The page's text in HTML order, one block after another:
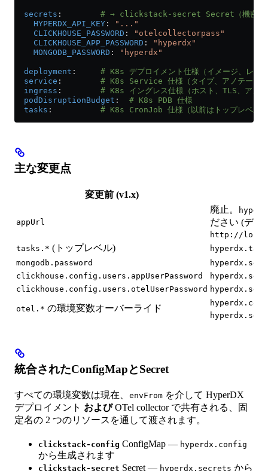
  secrets
: # → clickstack-secret Secret（機密性の
    HYPERDX_API_KEY
:
"..."
    CLICKHOUSE_PASSWORD
:
"otelcollectorpass"
    CLICKHOUSE_APP_PASSWORD
:
"hyperdx"
    MONGODB_PASSWORD
: "hyperdx"
  deployment
: # K8s デプロイメント仕様（イメージ、レプ
  service
: # K8s Service 仕様（タイプ、アノテーシ
  ingress
: # K8s イングレス仕様（ホスト、TLS、アノ
  podDisruptionBudget
: # K8s PDB 仕様
  tasks
: # K8s CronJob 仕様（以前はトップレベ
主な変更点
変更前 (v1.x)
appUrl
廃止。
ださい (デフ
http://
tasks.* (トップレベル)
mongodb.password
clickhouse.config.users.appUserPassword
clickhouse.config.users.otelUserPassword
otel.* の環境変数オーバーライド
統合されたConfigMapとSecret
すべての環境変数は現在、 envFrom を介して HyperDX
デプロイメント およびOTel collector で共有される、固
定名の 2 つのリソースを通して渡されます。
clickstack-config ConfigMap — hyperdx.config
から生成されます
clickstack-secret Secret — hyperdx.secrets から